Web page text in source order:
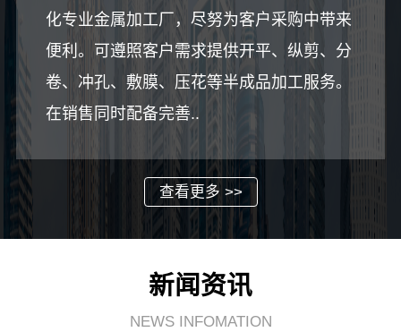
化专业金属加工厂，尽努为客户采购中带来
便利。可遵照客户需求提供开平、纵剪、分
卷、冲孔、敷膜、压花等半成品加工服务。
在销售同时配备完善..
查看更多 >>
新闻资讯
NEWS INFOMATION